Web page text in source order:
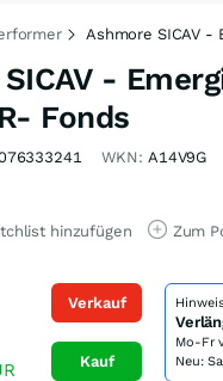
Ashmore SICAV -
-
Fonds
WKN: A14V9G
hinzufügen Zum
Verkauf
Kauf
Mo-Fr
Neu: